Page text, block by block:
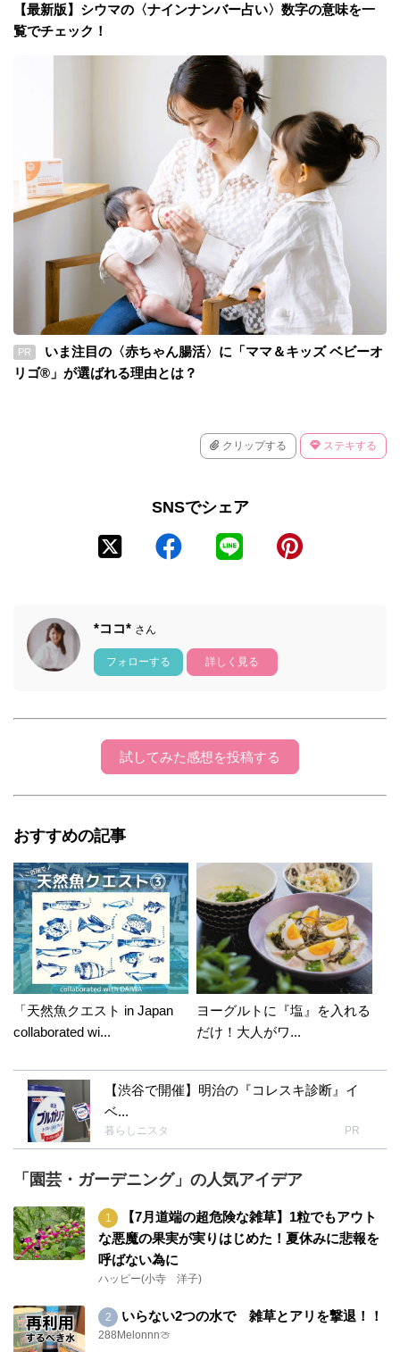
【最新版】シウマの〈ナインナンバー占い〉数字の意味を一
覧でチェック！
PR
いま注目の〈赤ちゃん腸活〉に「ママ＆キッズ ベビーオ
リゴ®」が選ばれる理由とは？
クリップする ステキする
SNSでシェア
*ココ* さん
フォローする 詳しく見る
試してみた感想を投稿する
おすすめの記事
「天然魚クエスト in Japan
collaborated wi...
ヨーグルトに『塩』を入れる
だけ！大人がワ...
【渋谷で開催】明治の『コレスキ診断』イ
ベ...
暮らしニスタ PR
「園芸・ガーデニング」の人気アイデア
【7月道端の超危険な雑草】1粒でもアウト
な悪魔の果実が実りはじめた！夏休みに悲報を
呼ばない為に
ハッピー(小寺 洋子)
いらない2つの水で 雑草とアリを撃退！！
288Melonnn🍈